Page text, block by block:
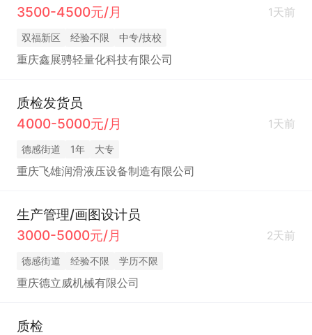
3500-4500元/月
1天前
双福新区 经验不限 中专/技校
重庆鑫展骋轻量化科技有限公司
质检发货员
4000-5000元/月
1天前
德感街道 1年 大专
重庆飞雄润滑液压设备制造有限公司
生产管理/画图设计员
3000-5000元/月
2天前
德感街道 经验不限 学历不限
重庆德立威机械有限公司
质检